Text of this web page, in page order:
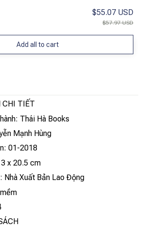
$55.07 USD
$57.97 USD
Add all to cart
CHI TIẾT
Thái Hà Books
Mạnh Hùng
01-2018
x 20.5 cm
Nhà Xuất Bản Lao Động